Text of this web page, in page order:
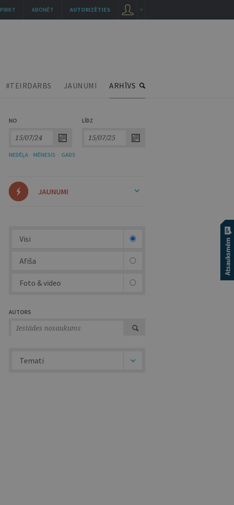
#TEIRDARBS JAUNUMI ARHĪVS
NO LĪDZ
NEDĒĻA MĒNESIS GADS
JAUNUMI
Visi
Afiša
Foto & video
AUTORS
Temati
AUTORIZĒTIES
ABONĒT
PIRKT